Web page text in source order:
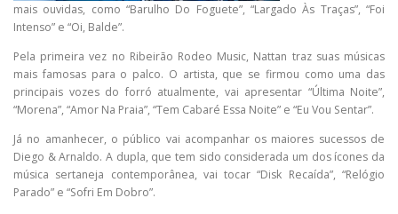
mais ouvidas, como “Barulho Do Foguete”, “Largado Às Traças”, “Foi
Intenso” e “Oi, Balde”.
Pela primeira vez no Ribeirão Rodeo Music, Nattan traz suas músicas
mais famosas para o palco. O artista, que se firmou como uma das
principais vozes do forró atualmente, vai apresentar “Última Noite”,
“Morena”, “Amor Na Praia”, “Tem Cabaré Essa Noite” e “Eu Vou Sentar”.
Já no amanhecer, o público vai acompanhar os maiores sucessos de
Diego & Arnaldo. A dupla, que tem sido considerada um dos ícones da
música sertaneja contemporânea, vai tocar “Disk Recaída”, “Relógio
Parado” e “Sofri Em Dobro”.